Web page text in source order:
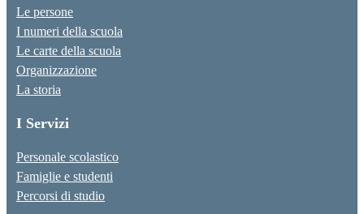
Le persone
I numeri della scuola
Le carte della scuola
Organizzazione
La storia
I Servizi
Personale scolastico
Famiglie e studenti
Percorsi di studio